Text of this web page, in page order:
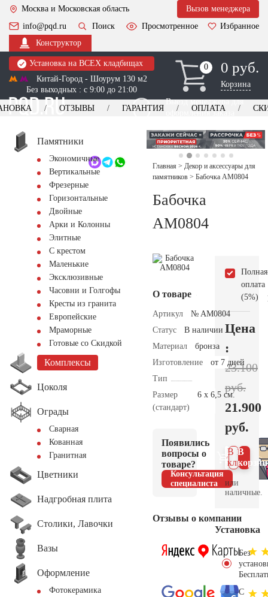
Москва и Московская область
Вызов менеджера
info@pqd.ru
Поиск Просмотренное
Избранное
Конструктор
Установка на ВСЕХ кладбищах
Китай-Город - Шоурум 130 м2
Без выходных : с 9:00 до 21:00
0
0 0 руб.
Корзина
Выезд менеджера для
оформления заказа
+7 (495) 518-44-23
Обратный звонок
ОТЗЫВЫ ГАРАНТИЯ ОПЛАТА
Памятники
Экономичные
Вертикальные
Фрезерные
Горизонтальные
Двойные
Арки и Колонны
Элитные
С крестом
Маленькие
Эксклюзивные
Часовни и Голгофы
Кресты из гранита
Европейские
Мраморные
Готовые со Скидкой
Комплексы
Цоколя
Ограды
Сварная
Кованная
Гранитная
Цветники
Надгробная плита
Столики, Лавочки
Вазы
Оформление
Фотокерамика
Главная > Декор и аксессуары для
памятников > Бабочка AM0804
Бабочка
AM0804
О товаре
Артикул
№ AM0804
Статус
В наличии
Материал
бронза
Изготовление
от 7 дней
Тип
Размер
(стандарт)
6 х 6,5 см.
Появились
вопросы о
товаре?
Консультация
специалиста
Отзывы о компании
Полная
оплата
(5%)
Цена
:
23.100
руб.
21.900
руб.
В
В 1
клик
или
наличные.
Установка
Без
С